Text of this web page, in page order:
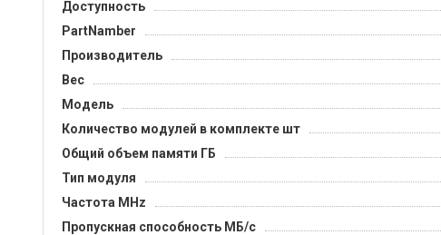
Доступность
PartNamber
Производитель
Вес
Модель
Количество модулей в комплекте шт
Общий объем памяти ГБ
Тип модуля
Частота MHz
Пропускная способность МБ/с